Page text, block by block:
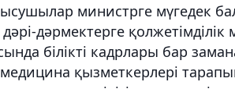
министрге мүгедек
дәрмектерге
білікті кадрлары бар
қызметкерлері